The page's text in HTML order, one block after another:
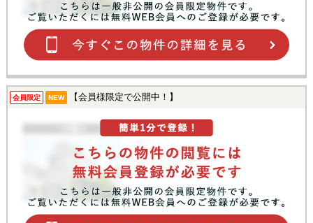
会員限定 NEW 【会員様限定で公開中！】